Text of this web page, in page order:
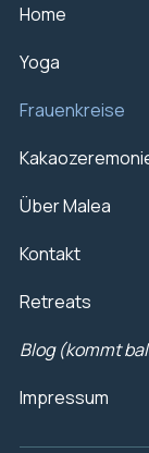
Home
Yoga
Frauenkreise
Über Malea
Kontakt
Retreats
Blog (kommt
Impressum